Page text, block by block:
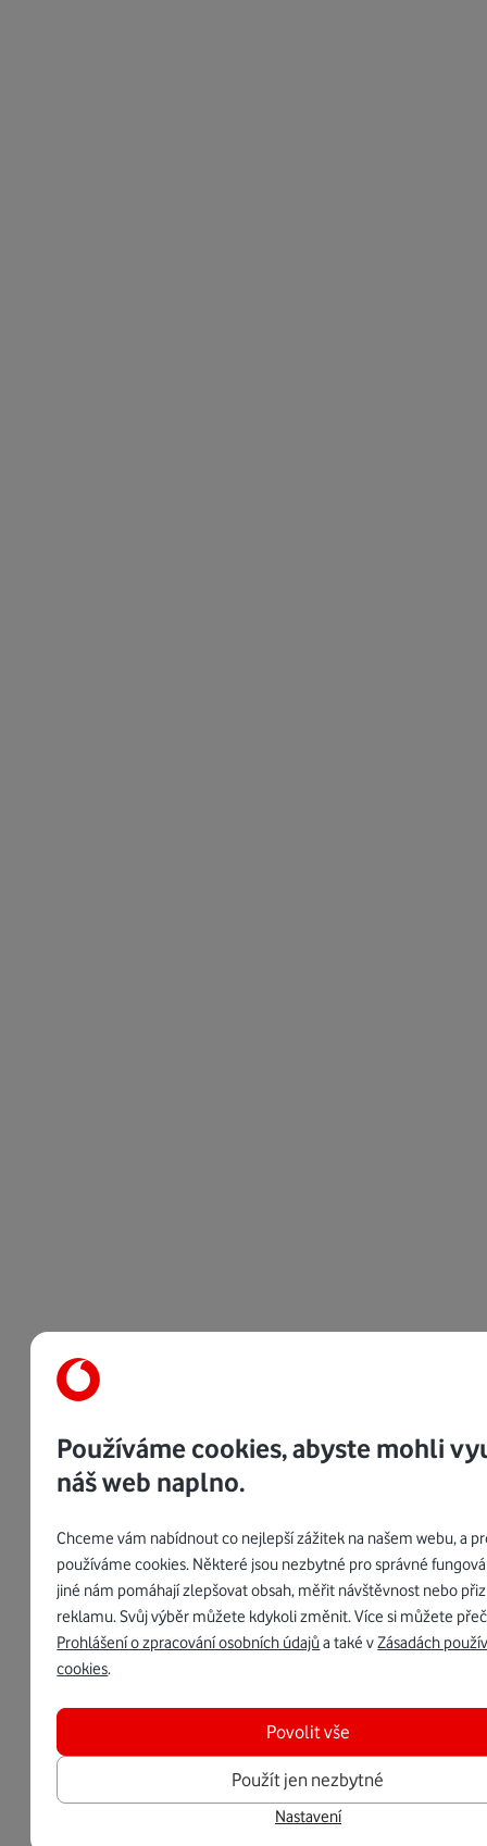
Používáme cookies, abyste mohli
náš web naplno.
Chceme vám nabídnout co nejlepší zážitek na našem webu, a
používáme cookies. Některé jsou nezbytné pro správné
jiné nám pomáhají zlepšovat obsah, měřit návštěvnost nebo
reklamu. Svůj výběr můžete kdykoli změnit. Více si můžete
Prohlášení o zpracování osobních údajůa také vZásadách
cookies.
Použít jen nezbytné
Povolit vše
Nastavení